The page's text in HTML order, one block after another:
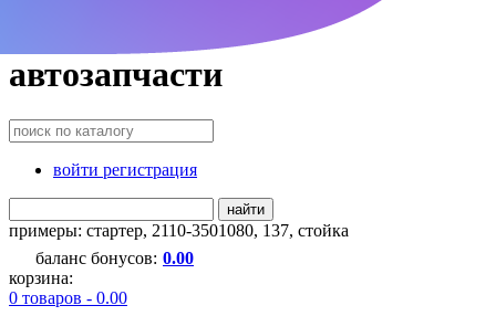
автозапчасти
войти регистрация
найти
примеры: стартер, 2110-3501080, 137, стойка
баланс бонусов: 0.00
корзина:
0 товаров - 0.00